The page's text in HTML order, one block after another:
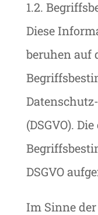
1.2.
Diese
beruhen auf
(DSGVO).
DSGVO
Im Sinne der